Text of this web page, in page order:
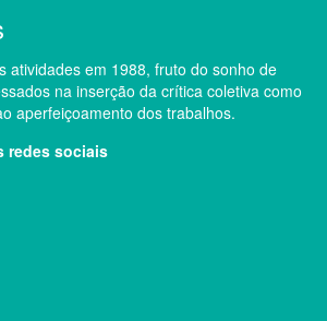
atividades em 1988, fruto do sonho de
na inserção da crítica coletiva como
aperfeiçoamento dos trabalhos.
redes sociais